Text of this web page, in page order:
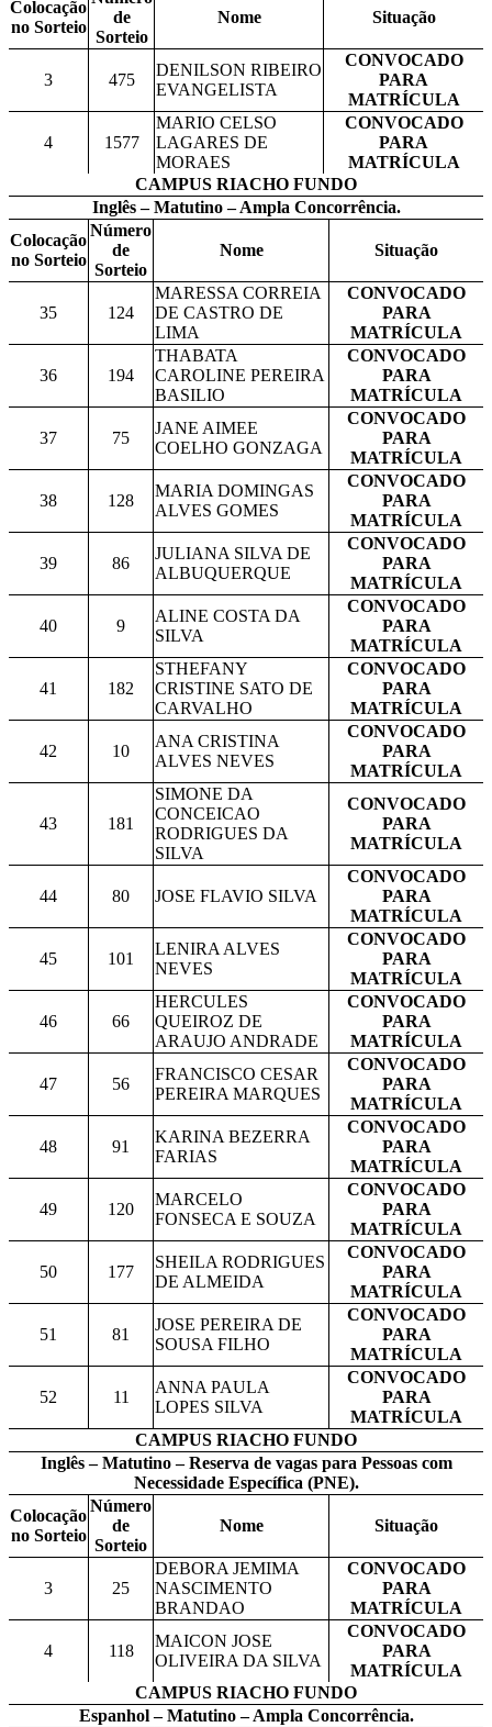
Colocação
no Sorteio
de
Sorteio
Nome Situação
3 475
DENILSON RIBEIRO
EVANGELISTA
CONVOCADO
PARA
MATRÍCULA
4 1577
MARIO CELSO
LAGARES DE
MORAES
CONVOCADO
PARA
MATRÍCULA
CAMPUS RIACHO FUNDO
Inglês – Matutino – Ampla Concorrência.
Colocação
no Sorteio
Número
de
Sorteio
Nome Situação
35 124
MARESSA CORREIA
DE CASTRO DE
LIMA
CONVOCADO
PARA
MATRÍCULA
36 194
THABATA
CAROLINE PEREIRA
BASILIO
CONVOCADO
PARA
MATRÍCULA
37 75
JANE AIMEE
COELHO GONZAGA
CONVOCADO
PARA
MATRÍCULA
38 128
MARIA DOMINGAS
ALVES GOMES
CONVOCADO
PARA
MATRÍCULA
39 86
JULIANA SILVA DE
ALBUQUERQUE
CONVOCADO
PARA
MATRÍCULA
40 9
ALINE COSTA DA
SILVA
CONVOCADO
PARA
MATRÍCULA
41 182
STHEFANY
CRISTINE SATO DE
CARVALHO
CONVOCADO
PARA
MATRÍCULA
42 10
ANA CRISTINA
ALVES NEVES
CONVOCADO
PARA
MATRÍCULA
43 181
SIMONE DA
CONCEICAO
RODRIGUES DA
SILVA
CONVOCADO
PARA
MATRÍCULA
44 80 JOSE FLAVIO SILVA
CONVOCADO
PARA
MATRÍCULA
45 101
LENIRA ALVES
NEVES
CONVOCADO
PARA
MATRÍCULA
46 66
HERCULES
QUEIROZ DE
ARAUJO ANDRADE
CONVOCADO
PARA
MATRÍCULA
47 56
FRANCISCO CESAR
PEREIRA MARQUES
CONVOCADO
PARA
MATRÍCULA
48 91
KARINA BEZERRA
FARIAS
CONVOCADO
PARA
MATRÍCULA
49 120
MARCELO
FONSECA E SOUZA
CONVOCADO
PARA
MATRÍCULA
50 177
SHEILA RODRIGUES
DE ALMEIDA
CONVOCADO
PARA
MATRÍCULA
51 81
JOSE PEREIRA DE
SOUSA FILHO
CONVOCADO
PARA
MATRÍCULA
52 11
ANNA PAULA
LOPES SILVA
CONVOCADO
PARA
MATRÍCULA
CAMPUS RIACHO FUNDO
Inglês – Matutino – Reserva de vagas para Pessoas com
Necessidade Específica (PNE).
Colocação
no Sorteio
Número
de
Sorteio
Nome Situação
3 25
DEBORA JEMIMA
NASCIMENTO
BRANDAO
CONVOCADO
PARA
MATRÍCULA
4 118
MAICON JOSE
OLIVEIRA DA SILVA
CONVOCADO
PARA
MATRÍCULA
CAMPUS RIACHO FUNDO
Espanhol – Matutino – Ampla Concorrência.